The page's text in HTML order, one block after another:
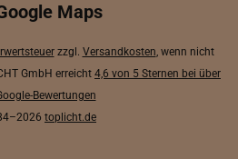
Maps
zzgl. Versandkosten, wenn nicht
GmbH erreicht 4,6 von 5 Sternen bei über
Bewertungen
toplicht.de